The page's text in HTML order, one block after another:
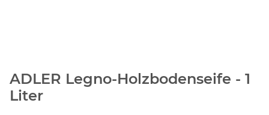
ADLER Legno-Holzbodenseife - 1
Liter